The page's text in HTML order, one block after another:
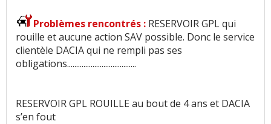
Bruits parasites:6 n'aiment pas
Finition / qualité des plastiques
Vieillissement des plastiques
Problèmes rencontrés : RESERVOIR GPL qui
rouille et aucune action SAV possible. Donc le service
clientèle DACIA qui ne rempli pas ses
obligations......................................
RESERVOIR GPL ROUILLE au bout de 4 ans et DACIA
s’en fout